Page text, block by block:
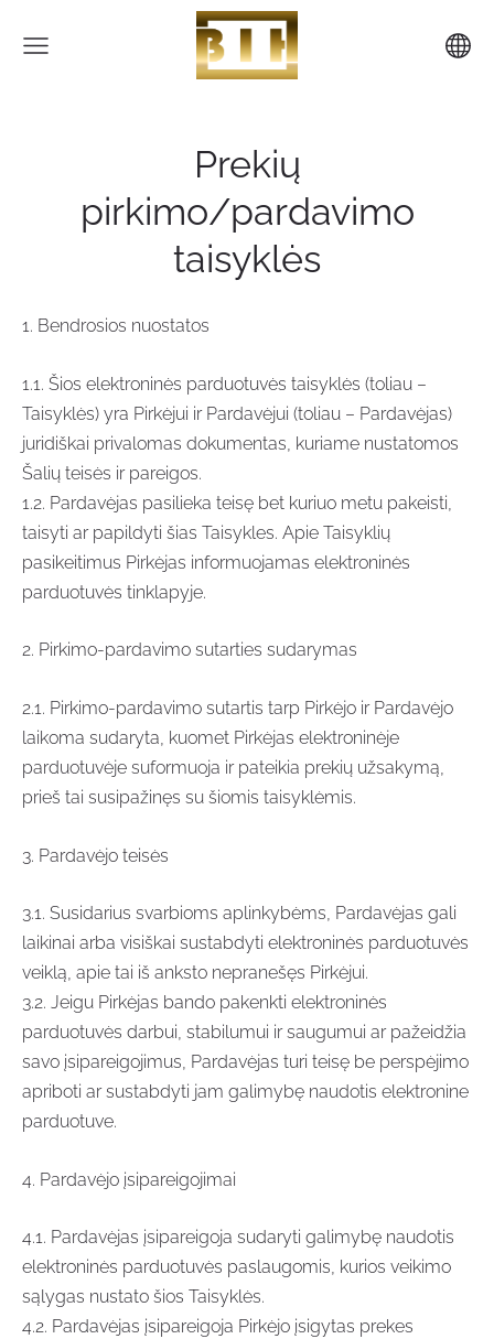
Prekių
pirkimo/pardavimo
taisyklės
1. Bendrosios nuostatos
1.1. Šios elektroninės parduotuvės taisyklės (toliau –
Taisyklės) yra Pirkėjui ir Pardavėjui (toliau – Pardavėjas)
juridiškai privalomas dokumentas, kuriame nustatomos
Šalių teisės ir pareigos.
1.2. Pardavėjas pasilieka teisę bet kuriuo metu pakeisti,
taisyti ar papildyti šias Taisykles. Apie Taisyklių
pasikeitimus Pirkėjas informuojamas elektroninės
parduotuvės tinklapyje.
2. Pirkimo-pardavimo sutarties sudarymas
2.1. Pirkimo-pardavimo sutartis tarp Pirkėjo ir Pardavėjo
laikoma sudaryta, kuomet Pirkėjas elektroninėje
parduotuvėje suformuoja ir pateikia prekių užsakymą,
prieš tai susipažinęs su šiomis taisyklėmis.
3. Pardavėjo teisės
3.1. Susidarius svarbioms aplinkybėms, Pardavėjas gali
laikinai arba visiškai sustabdyti elektroninės parduotuvės
veiklą, apie tai iš anksto nepranešęs Pirkėjui.
3.2. Jeigu Pirkėjas bando pakenkti elektroninės
parduotuvės darbui, stabilumui ir saugumui ar pažeidžia
savo įsipareigojimus, Pardavėjas turi teisę be perspėjimo
apriboti ar sustabdyti jam galimybę naudotis elektronine
parduotuve.
4. Pardavėjo įsipareigojimai
4.1. Pardavėjas įsipareigoja sudaryti galimybę naudotis
elektroninės parduotuvės paslaugomis, kurios veikimo
sąlygas nustato šios Taisyklės.
4.2. Pardavėjas įsipareigoja Pirkėjo įsigytas prekes